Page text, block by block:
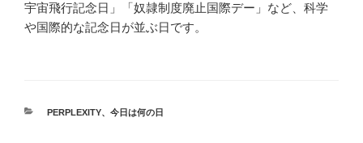
宇宙飛行記念日」「奴隷制度廃止国際デー」など、科学
や国際的な記念日が並ぶ日です。
カ
PERPLEXITY、 今日は何の日